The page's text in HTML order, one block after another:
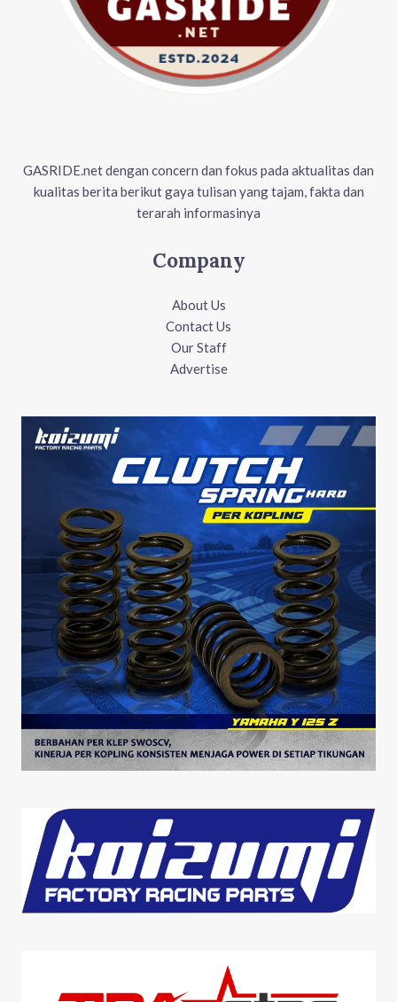
GASRIDE.net dengan concern dan fokus pada aktualitas dan
kualitas berita berikut gaya tulisan yang tajam, fakta dan
terarah informasinya
Company
About Us
Contact Us
Our Staff
Advertise